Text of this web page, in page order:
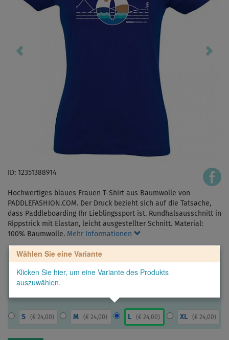
ID: 12351388914
Hochwertiges blaues Frauen T-Shirt aus Baumwolle von
PADDLEFASHION.COM. Der Druck bezieht sich auf die Tatsache,
dass Paddleboarding Ihr Lieblingssport ist. Rundhalsausschnitt in
Rippstrick mit Elastan, leicht ausgestellter Schnitt. Material:
100% Baumwolle. Mehr Informationen
Wählen Sie eine Variante
Klicken Sie hier, um eine Variante des Produkts
auszuwählen.
S ( € 24,00) M (€ 24,00) L ( € 24,00) XL ( € 24,00)